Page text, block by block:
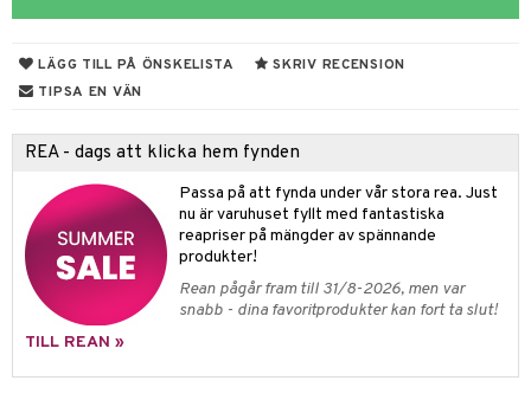
LÄGG TILL PÅ ÖNSKELISTA
SKRIV RECENSION
TIPSA EN VÄN
REA - dags att klicka hem fynden
Passa på att fynda under vår stora rea. Just
nu är varuhuset fyllt med fantastiska
reapriser på mängder av spännande
produkter!
Rean pågår fram till 31/8-2026, men var
snabb - dina favoritprodukter kan fort ta slut!
TILL REAN »
och Brynen
& Grönsaksknivar
Muggar
/ Outdoor
Bakformar